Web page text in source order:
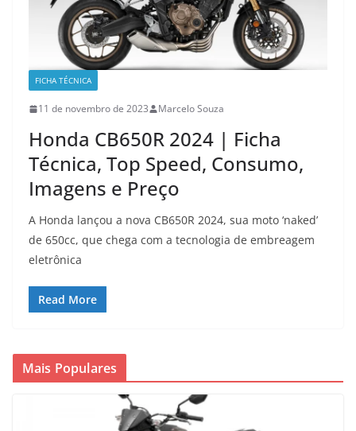
FICHA TÉCNICA
11 de novembro de 2023 Marcelo Souza
Honda CB650R 2024 | Ficha
Técnica, Top Speed, Consumo,
Imagens e Preço
A Honda lançou a nova CB650R 2024, sua moto ‘naked’
de 650cc, que chega com a tecnologia de embreagem
eletrônica
Read More
Mais Populares